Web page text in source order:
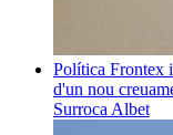
Política Frontex
d'un nou
Surroca Albet